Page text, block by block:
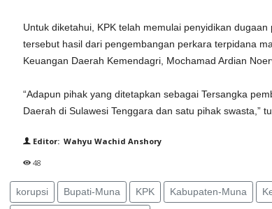
Untuk diketahui, KPK telah memulai penyidikan
tersebut hasil dari pengembangan perkara terpidana
Keuangan Daerah Kemendagri, Mochamad Ardian
“Adapun pihak yang ditetapkan sebagai Tersangka
Daerah di Sulawesi Tenggara dan satu pihak swasta,”
Editor: Wahyu Wachid Anshory
48
korupsi Bupati-Muna KPK Kabupaten-Muna